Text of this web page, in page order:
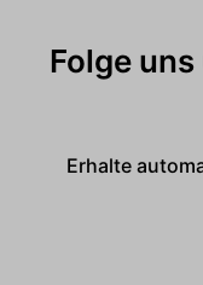
Folge
Erhalte